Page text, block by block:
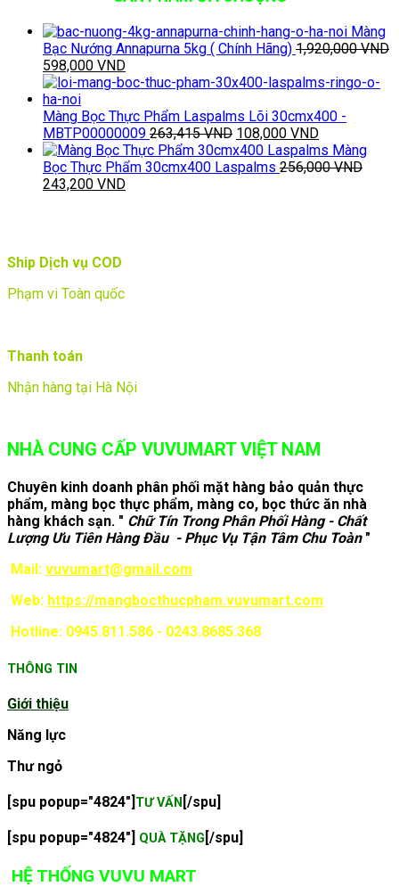
Màng
Bạc Nướng Annapurna 5kg ( Chính Hãng) 1,920,000VND
Giá
gốc
là:
1,920,000 VND.
598,000 VNDGiá
hiện
là:
598,000 VND.
Màng Bọc Thực Phẩm Laspalms Lõi 30cmx400 -
MBTP00000009 263,415VND Giá
gốc
là:
108,000 VNDGiá
hiện
tại
Màng
Bọc Thực Phẩm 30cmx400 Laspalms 256,000VND
Giá
243,200 VNDGiá
Ship Dịch vụ COD
Phạm vi Toàn quốc
Thanh toán
Nhận hàng tại Hà Nội
NHÀ CUNG CẤP VUVUMART VIỆT NAM
Chuyên kinh doanh phân phối mặt hàng bảo quản thực
phẩm, màng bọc thực phẩm, màng co, bọc thức ăn nhà
hàng khách sạn. " Chữ Tín Trong Phân Phối Hàng - Chất
Lượng Ưu Tiên Hàng Đầu - Phục Vụ Tận Tâm Chu Toàn"
Mail: vuvumart@gmail.com
Web: https://mangbocthucpham.vuvumart.com
Hotline: 0945.811.586 - 0243.8685.368
THÔNG TIN
Giới thiệu
Năng lực
Thư ngỏ
[spu popup="4824"] TƯ VẤN [/spu]
[spu popup="4824"] QUÀ TẶNG [/spu]
HỆ THỐNG VUVU MART